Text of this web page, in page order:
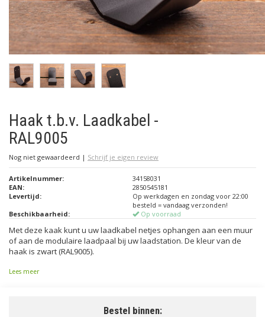
Haak t.b.v. Laadkabel -
RAL9005
Nog niet gewaardeerd | Schrijf je eigen review
Artikelnummer:
34158031
EAN:
2850545181
Levertijd:
Op werkdagen en zondag voor 22:00
besteld = vandaag verzonden!
Beschikbaarheid:
Op voorraad
Met deze kaak kunt u uw laadkabel netjes ophangen aan een muur
of aan de modulaire laadpaal bij uw laadstation. De kleur van de
haak is zwart (RAL9005).
Lees meer
Bestel binnen: